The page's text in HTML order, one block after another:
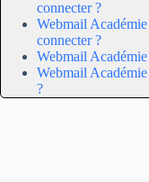
connecter ?
Webmail
connecter ?
Webmail
Webmail
?